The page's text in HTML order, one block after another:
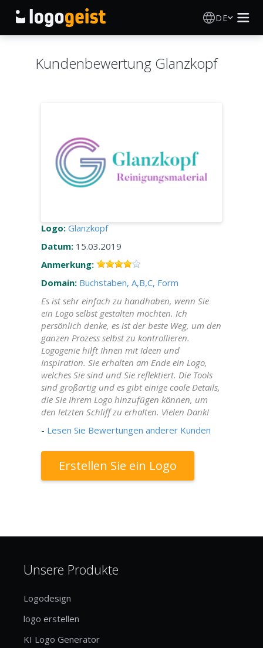
DE
Druckprodukte
Kundenbewertung Glanzkopf
Logo: Glanzkopf
Datum: 15.03.2019
Anmerkung:
Domain: Buchstaben, A,B,C, Form
Es ist sehr einfach zu handhaben, wenn Sie
ein Logo selbst gestalten möchten. Ich
persönlich denke, es ist der beste Weg, um den
ganzen Prozess selbst zu kontrollieren.
Logogenie hilft Ihnen mit Ideen und
Inspiration. Sie erhalten am Ende ein Logo,
welches Sie sind und Sie reflektiert. Die Tools
sind großartig und es gibt einige coole Details,
die Sie Ihrem Logo hinzufügen können, um
den letzten Schliff zu erhalten. Vielen Dank!
- Lesen Sie Bewertungen anderer Kunden
Erstellen Sie ein Logo
Unsere Produkte
Logodesign
logo erstellen
KI Logo Generator